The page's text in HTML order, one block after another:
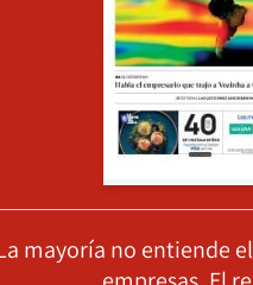
mayoría no entiende